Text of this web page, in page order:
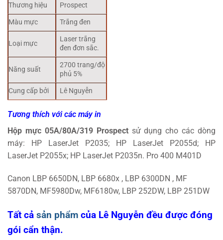
Thương hiệu
Prospect
Màu mực
Trắng đen
Loại mực
Laser trắng
đen đơn sắc.
Năng suất
2700 trang/độ
phủ 5%
Cung cấp bởi
Lê Nguyễn
Tương thích với các máy in
Hộp mực 05A/80A/319 Prospect sử dụng cho các dòng
máy: HP LaserJet P2035; HP LaserJet P2055d; HP
LaserJet P2055x; HP LaserJet P2035n. Pro 400 M401D
Canon LBP 6650DN, LBP 6680x , LBP 6300DN , MF
5870DN, MF5980Dw, MF6180w, LBP 252DW, LBP 251DW
Tất cả sản phẩm của Lê Nguyễn đều được đóng
gói cẩn thận.